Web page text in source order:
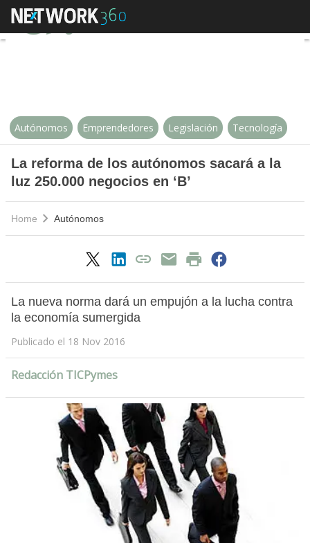
La reforma de los autónomos
Autónomos Emprendedores Legislación Tecnología
La reforma de los autónomos sacará a la
luz 250.000 negocios en ‘B’
Home Autónomos
La nueva norma dará un empujón a la lucha contra
la economía sumergida
Publicado el 18 Nov 2016
Redacción TICPymes